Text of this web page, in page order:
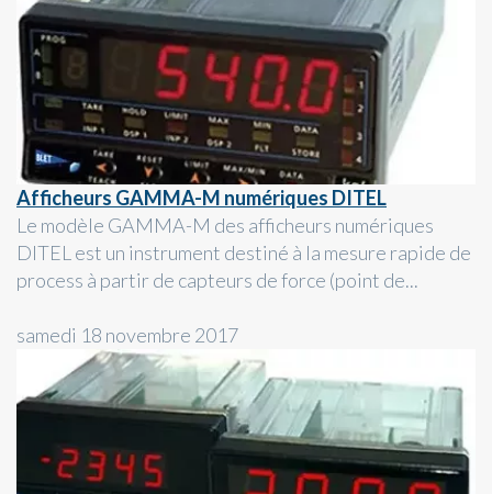
Afficheurs GAMMA-M numériques DITEL
Le modèle GAMMA-M des afficheurs numériques
DITEL est un instrument destiné à la mesure rapide de
process à partir de capteurs de force (point de...
samedi 18 novembre 2017